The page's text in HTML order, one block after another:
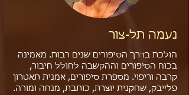
נעמה תל-צור
הולכת בדרך הסיפורים שנים רבות. מאמינה
בכוח הסיפורים וההקשבה לחולל חיבור,
קרבה וריפוי. מספרת סיפורים, אמנית תאטרון
פלייבק, שחקנית יוצרת, כותבת, מנחה ומורה.